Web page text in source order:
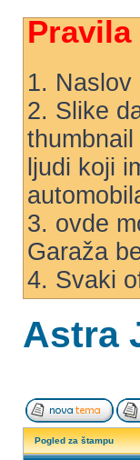
1. Naslov
2. Slike
ljudi koji
3. ovde
Garaža
4. Svaki
Astra
Pogled za štampu